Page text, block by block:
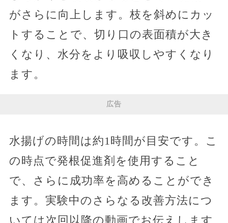
がさらに向上します。枝を斜めにカッ
トすることで、切り口の表面積が大き
くなり、水分をより吸収しやすくなり
ます。
広告
水揚げの時間は約1時間が目安です。こ
の時点で発根促進剤を使用すること
で、さらに成功率を高めることができ
ます。実験中のさらなる改善方法につ
いては次回以降の動画でお伝えします